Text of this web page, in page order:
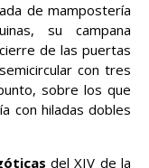
de mampostería
su campana
de las puertas
con tres
sobre los que
con hiladas dobles
del XIV de la